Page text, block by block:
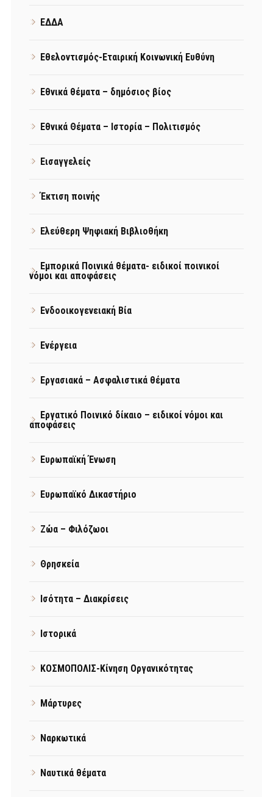
ΕΔΔΑ
Εθελοντισμός-Εταιρική Κοινωνική Ευθύνη
Εθνικά θέματα – δημόσιος βίος
Εθνικά Θέματα – Ιστορία – Πολιτισμός
Εισαγγελείς
Έκτιση ποινής
Ελεύθερη Ψηφιακή Βιβλιοθήκη
Εμπορικά Ποινικά θέματα- ειδικοί ποινικοί
νόμοι και αποφάσεις
Ενδοοικογενειακή Βία
Ενέργεια
Εργασιακά – Ασφαλιστικά θέματα
Εργατικό Ποινικό δίκαιο – ειδικοί νόμοι και
αποφάσεις
Ευρωπαϊκή Ένωση
Ευρωπαϊκό Δικαστήριο
Ζώα – Φιλόζωοι
Θρησκεία
Ισότητα – Διακρίσεις
Ιστορικά
ΚΟΣΜΟΠΟΛΙΣ-Κίνηση Οργανικότητας
Μάρτυρες
Ναρκωτικά
Ναυτικά θέματα